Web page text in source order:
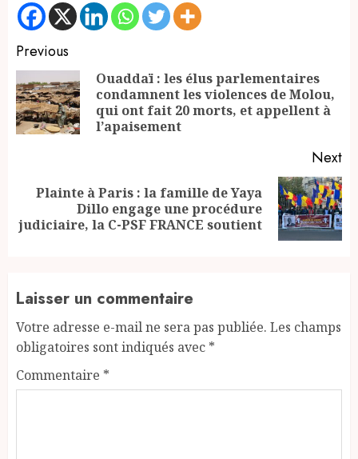
Continue
Reading
Previous
Ouaddaï : les élus parlementaires
condamnent les violences de Molou,
qui ont fait 20 morts, et appellent à
l’apaisement
Next
Next
post:
Plainte à Paris : la famille de Yaya
Dillo engage une procédure
judiciaire, la C-PSF FRANCE soutient
Laisser un commentaire
Votre adresse e-mail ne sera pas publiée. Les champs
obligatoires sont indiqués avec *
Commentaire *